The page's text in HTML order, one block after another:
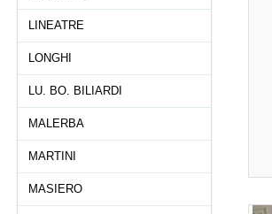
LINEATRE
LONGHI
LU. BO. BILIARDI
MALERBA
MARTINI
MASIERO